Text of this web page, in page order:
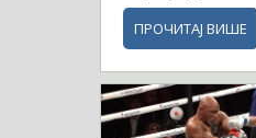
ПРОЧИТАЈ ВИШЕ